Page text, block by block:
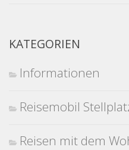
KATEGORIEN
Informationen
Reisemobil
Reisen mit dem